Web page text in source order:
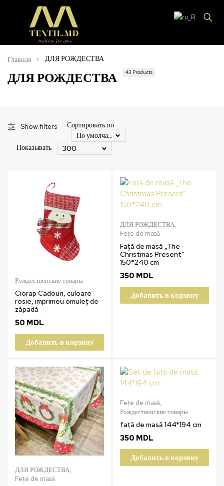
ДЛЯ РОЖДЕСТВА 43 Products
Главная ДЛЯ РОЖДЕСТВА
Show filters
Сортировать по
По умолчанию
Показывать
300
Рождественские товары
Ciorap Cadouri, culoare
rosie, imprimeu omuleț de
zăpadă
50 MDL
Добавить в корзину
ДЛЯ РОЖДЕСТВА,
Fețe de masă
Față de masă „The
Christmas Present”
150*240 cm
350 MDL
Добавить в корзину
ДЛЯ РОЖДЕСТВА,
Fețe de masă
Fețe de masă,
Рождественские товары
față de masă 144*194 cm
350 MDL
Добавить в корзину